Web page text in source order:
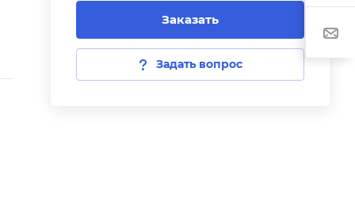
Заказать
Задать вопрос